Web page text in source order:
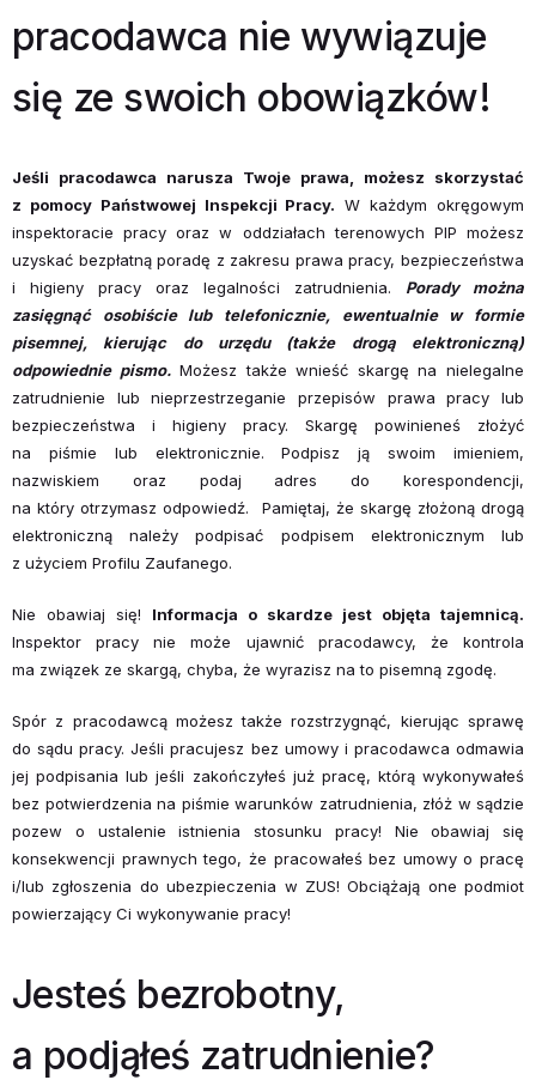
pracodawca nie wywiązuje
się ze swoich obowiązków!
Jeśli pracodawca narusza Twoje prawa, możesz skorzystać
z pomocy Pań­stwowej Inspekcji Pracy. W każdym okręgowym
inspektoracie pracy oraz w od­działach terenowych PIP możesz
uzyskać bezpłatną poradę z zakresu prawa pracy, bezpieczeństwa
i higieny pracy oraz legalności zatrudnienia. Porady można
zasięgnąć osobiście lub telefonicznie, ewentualnie w formie
pisemnej, kierując do urzędu (także drogą elektroniczną)
odpowiednie pismo.Możesz także wnieść skargę na niele­galne
zatrudnienie lub nieprzestrzeganie przepisów prawa pracy lub
bezpie­czeństwa i higieny pracy. Skargę powinieneś złożyć
na piśmie lub elektronicznie. Podpisz ją swoim imieniem,
nazwiskiem oraz podaj adres do korespondencji,
na który otrzymasz odpowiedź. Pamiętaj, że skargę złożoną drogą
elektroniczną należy podpisać podpisem elektronicznym lub
z użyciem Profilu Zaufanego.
Nie obawiaj się! Informacja o skardze jest objęta tajemnicą.
Inspektor pracy nie może ujawnić pracodawcy, że kontrola
ma związek ze skargą, chyba, że wyrazisz na to pisemną zgodę.
Spór z pracodawcą możesz także rozstrzygnąć, kierując sprawę
do sądu pracy. Jeśli pracujesz bez umowy i pracodawca odmawia
jej podpisania lub jeśli zakończyłeś już pracę, którą wykonywałeś
bez potwierdzenia na piśmie warunków zatrud­nienia, złóż w sądzie
pozew o ustalenie istnienia stosunku pracy! Nie obawiaj się
konsekwencji prawnych tego, że pracowałeś bez umowy o pracę
i/lub zgłoszenia do ubezpieczenia w ZUS! Obciążają one podmiot
powierzający Ci wykonywanie pracy!
Jesteś bezrobotny,
a podjąłeś zatrudnienie?